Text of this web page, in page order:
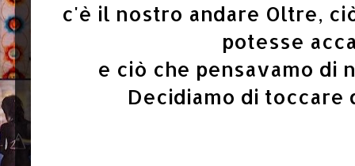
c'è il nostro andare Oltre,
potesse
e ciò che pensavamo di
Decidiamo di toccare